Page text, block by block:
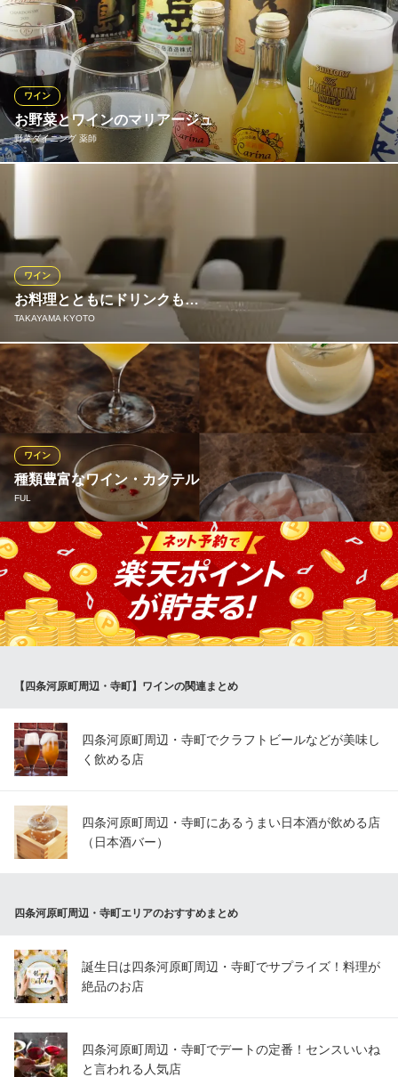
京都府京都市下京区植松町703₋3
こだわりのワインを取り揃えておまちしております。
ja！rêve
焼き菓子とワイン
阪急京都線京都河原町駅 徒歩2分
京都府京都市下京区河原町通松原上ル2富永町354-2 ホテルメルディア四条河原町 1F
お野菜とワインのマリアージュ
野菜ダイニング 薬師
ワイン
お聞きいただければおすすめのワインを紹介させていただきま
す。また、日本酒やハイボール、焼酎などに合うような料理もあ
ります￥。
野菜ダイニング 薬師
安心な野菜中心の料理
京阪本線三条駅 徒歩4分
京都府京都市中京区河原町通三条下ル大黒町42-3 3F
お料理とともにドリンクも…
TAKAYAMA KYOTO
ワイン
少量多皿のお料理とご一緒に、お飲み物もぜひお楽しみくださ
い。 ワイン８種or４種のコース、グラスでのご対応もしておりま
す。 また、シェフとソムリエが作る自家製ジュースもございま
す。
TAKAYAMA KYOTO
季節の食材 創作
阪急京都線京都河原町駅 徒歩2分
京都府京都市下京区河原町通四条下ル2丁目稲荷町318-6 GOOD NATURE STATION2
F
種類豊富なワイン・カクテル
FUL
ワイン
店内のセラーには、厳選された美味しいナチュラルワインが種類
豊富に揃っています 。 ワインに詳しい方はもちろん、普段あまり
飲まない方でも、直感や好みでお気に入りの1本に出会えるライン
ナップ。 美味しい料理や植物に囲まれた空間にぴったりの、ピュ
アで優しい味わいをお楽しみいただけます。
架空の森で寛ぐ大人バル
京都府京都市中京区河原町通三条下ル大黒町67-3 フォーラム西木屋町1F
【四条河原町周辺・寺町】ワインの関連まとめ
四条河原町周辺・寺町でクラフトビールなどが美味し
く飲める店
四条河原町周辺・寺町にあるうまい日本酒が飲める店
（日本酒バー）
四条河原町周辺・寺町エリアのおすすめまとめ
誕生日は四条河原町周辺・寺町でサプライズ！料理が
絶品のお店
四条河原町周辺・寺町でデートの定番！センスいいね
と言われる人気店